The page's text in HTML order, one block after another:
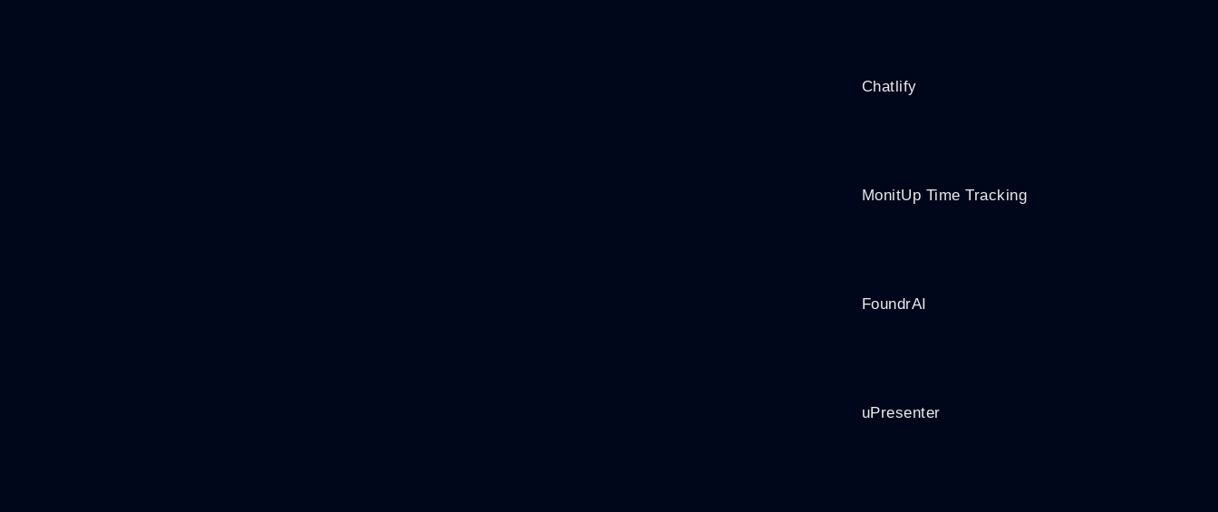
Chatlify
MonitUp Time Tracking
FoundrAI
uPresenter